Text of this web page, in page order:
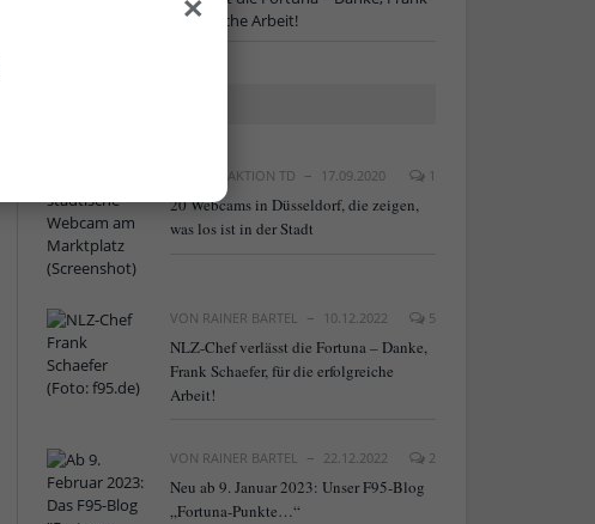
Schaefer, für die erfolgreiche Arbeit!
REDAKTION TD 17.09.2020 1
20 Webcams in Düsseldorf, die zeigen,
was los ist in der Stadt
VON RAINER BARTEL 10.12.2022 5
NLZ-Chef verlässt die Fortuna – Danke,
Frank Schaefer, für die erfolgreiche
Arbeit!
VON RAINER BARTEL 22.12.2022 2
Neu ab 9. Januar 2023: Unser F95-Blog
„Fortuna-Punkte…“